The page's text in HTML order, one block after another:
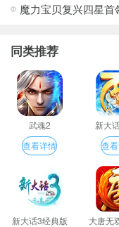
同类推荐
武魂2
查看详情
新大
查
新大话3经典版
大唐无